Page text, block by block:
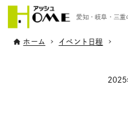
愛知・岐阜・三重
ホーム イベント日程
2025